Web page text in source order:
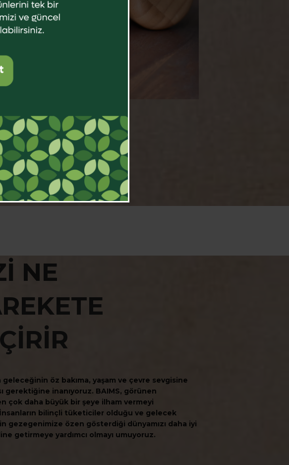
NE
geleceğinin öz bakıma, yaşam ve çevre sevgisine
gerektiğine inanıyoruz. BAIMS, görünen
çok daha büyük bir şeye ilham vermeyi
bilinçli tüketiciler olduğu ve gelecek
gezegenimize özen gösterdiği dünyamızı daha iyi
getirmeye yardımcı olmayı umuyoruz.